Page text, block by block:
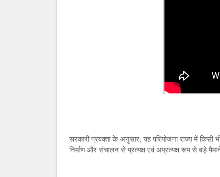
सरकारी प्रवक्ता के अनुसार, यह परियोजना राज्य में
निर्माण और संचालन से प्रत्यक्ष एवं अप्रत्यक्ष रूप से बड़े